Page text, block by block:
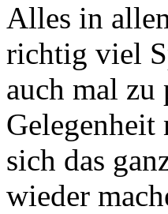
Alles in
richtig viel
auch mal zu
Gelegenheit
sich das
wieder